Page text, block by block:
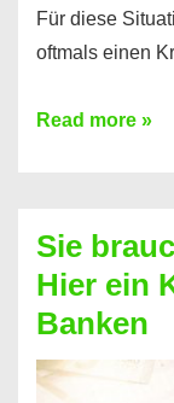
Für diese
oftmals einen
Brauchen
Summe
Geld?
Hier
einen
10000
Read more »
Sie
Hier ein
Banken